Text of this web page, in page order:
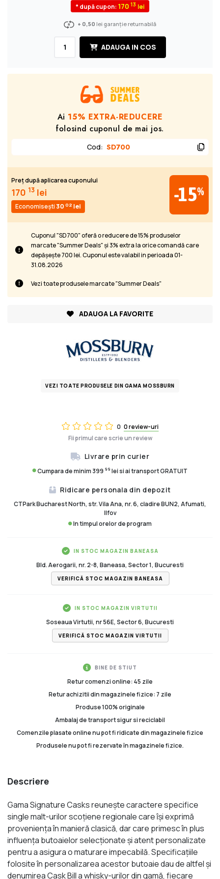
0 0 review-uri
Fii primul care scrie un review
Livrare prin curier
Cumpara de minim 399 99 lei si ai transport GRATUIT
Ridicare personala din depozit
CTPark Bucharest North, str. Vila Ana, nr. 6, cladire BUN2, Afumati,
Ilfov
In timpul orelor de program
IN STOC MAGAZIN BANEASA
Bld. Aerogarii, nr. 2-8, Baneasa, Sector 1, Bucuresti
VERIFICĂ STOC MAGAZIN BANEASA
IN STOC MAGAZIN VIRTUTII
Soseaua Virtutii, nr 56E, Sector 6, Bucuresti
VERIFICĂ STOC MAGAZIN VIRTUTII
BINE DE STIUT
Retur comenzi online: 45 zile
Retur achizitii din magazinele fizice: 7 zile
Produse 100% originale
Ambalaj de transport sigur si reciclabil
Comenzile plasate online nu pot fi ridicate din magazinele fizice
Produsele nu pot fi rezervate în magazinele fizice.
* după cupon: 170 13
+ 0,50 lei garanție returnabilă
ADAUGA IN COS
Ai 15% EXTRA-REDUCERE
folosind cuponul de mai jos.
Cod: SD700
Preț după aplicarea cuponului
170 13 lei
Economisești 30 02 lei
-15%
Cuponul "SD700" oferă o reducere de 15% produselor
marcate "Summer Deals" și 3% extra la orice comandă care
depășește 700 lei. Cuponul este valabil in perioada 01-
31.08.2026
Vezi toate produsele marcate "Summer Deals"
ADAUGA LA FAVORITE
VEZI TOATE PRODUSELE DIN GAMA MOSSBURN
Descriere
Gama Signature Casks reunește caractere specifice
single malt-urilor scoțiene regionale care își exprimă
proveniența în manieră clasică, dar care primesc în plus
influența butoaielor selecționate și atent personalizate
pentru a asigura o maturare impecabilă. Specificațiile
folosite în personalizarea acestor butoaie dau de altfel și
denumirea Cask Bill a whisky-urilor din gamă, fiecare